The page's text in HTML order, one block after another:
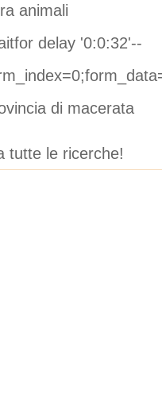
animali
delay '0:0:32'--
di macerata
tutte le ricerche!